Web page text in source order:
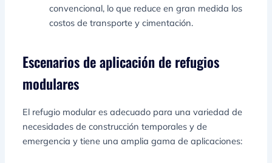
convencional, lo que reduce en gran medida los
costos de transporte y cimentación.
Escenarios de aplicación de refugios
modulares
El refugio modular es adecuado para una variedad de
necesidades de construcción temporales y de
emergencia y tiene una amplia gama de aplicaciones: